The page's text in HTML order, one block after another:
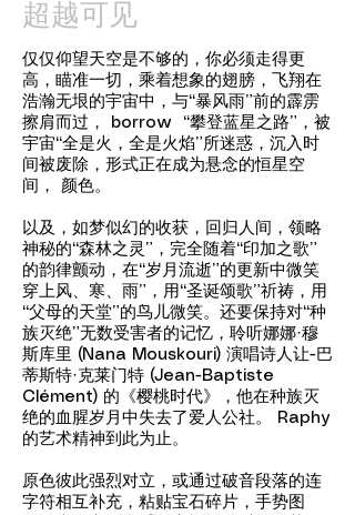
超越可见
仅仅仰望天空是不够的，你必须走得更
高，瞄准一切，乘着想象的翅膀，飞翔在
浩瀚无垠的宇宙中，与“暴风雨”前的霹雳
擦肩而过， borrow “攀登蓝星之路”，被
宇宙“全是火，全是火焰”所迷惑，沉入时
间被废除，形式正在成为悬念的恒星空
间， 颜色。
以及，如梦似幻的收获，回归人间，领略
神秘的“森林之灵”，完全随着“印加之歌”
的韵律颤动，在“岁月流逝”的更新中微笑
穿上风、寒、雨”，用“圣诞颂歌”祈祷，用
“父母的天堂”的鸟儿微笑。还要保持对“种
族灭绝”无数受害者的记忆，聆听娜娜·穆
斯库里 (Nana Mouskouri) 演唱诗人让-巴
蒂斯特·克莱门特 (Jean-Baptiste
Clément) 的《樱桃时代》，他在种族灭
绝的血腥岁月中失去了爱人公社。 Raphy
的艺术精神到此为止。
原色彼此强烈对立，或通过破音段落的连
字符相互补充，粘贴宝石碎片，手势图